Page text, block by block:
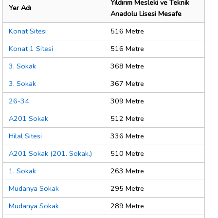
Yer Adı
Yıldırım Mesleki ve Teknik
Anadolu Lisesi Mesafe
Konat Sitesi
516 Metre
Konat 1 Sitesi
516 Metre
3. Sokak
368 Metre
3. Sokak
367 Metre
26-34
309 Metre
A201 Sokak
512 Metre
Hilal Sitesi
336 Metre
A201 Sokak (201. Sokak.)
510 Metre
1. Sokak
263 Metre
Mudanya Sokak
295 Metre
Mudanya Sokak
289 Metre